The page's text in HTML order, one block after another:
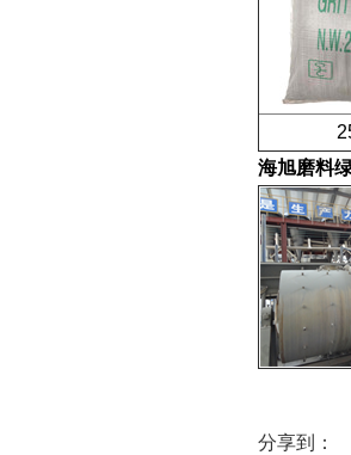
25公
海旭磨料
分享到：